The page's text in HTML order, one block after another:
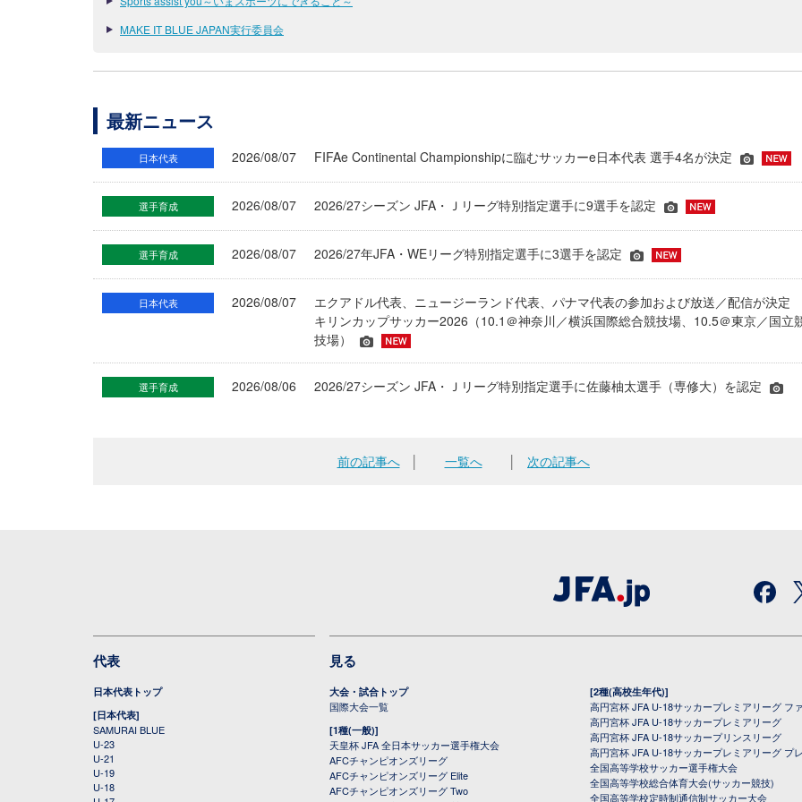
MAKE IT BLUE JAPAN実行委員会
最新ニュース
日本代表 2026/08/07 FIFAe Continental Championshipに臨むサッカーe日本代表 選手4名が決定
選手育成 2026/08/07 2026/27シーズン JFA・Ｊリーグ特別指定選手に9選手を認定
選手育成 2026/08/07 2026/27年JFA・WEリーグ特別指定選手に3選手を認定
日本代表 2026/08/07
エクアドル代表、ニュージーランド代表、パナマ代表の参加および放送／配信が決定
キリンカップサッカー2026（10.1＠神奈川／横浜国際総合競技場、10.5＠東京／国立
技場）
選手育成 2026/08/06 2026/27シーズン JFA・Ｊリーグ特別指定選手に佐藤柚太選手（専修大）を認定
前の記事へ│ 一覧へ 次の記事へ
代表
日本代表トップ
[日本代表]
SAMURAI BLUE
U-23
U-21
U-19
U-18
見る
大会・試合トップ
国際大会一覧
[1種(一般)]
天皇杯 JFA 全日本サッカー選手権大会
AFCチャンピオンズリーグ
AFCチャンピオンズリーグ Elite
AFCチャンピオンズリーグ Two
[2種(高校生年代)]
高円宮杯 JFA U-18サッカープレミアリーグ フ
高円宮杯 JFA U-18サッカープレミアリーグ
高円宮杯 JFA U-18サッカープリンスリーグ
高円宮杯 JFA U-18サッカープレミアリーグ プ
全国高等学校サッカー選手権大会
全国高等学校総合体育大会(サッカー競技)
全国高等学校定時制通信制サッカー大会